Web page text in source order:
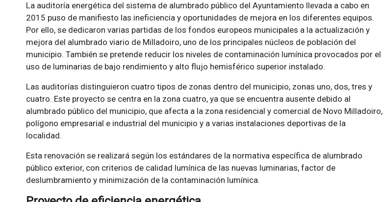
La auditoría energética del sistema de alumbrado público del Ayuntamiento llevada a cabo en
2015 puso de manifiesto las ineficiencia y oportunidades de mejora en los diferentes equipos.
Por ello, se dedicaron varias partidas de los fondos europeos municipales a la actualización y
mejora del alumbrado viario de Milladoiro, uno de los principales núcleos de población del
municipio. También se pretende reducir los niveles de contaminación lumínica provocados por el
uso de luminarias de bajo rendimiento y alto flujo hemisférico superior instalado.
Las auditorías distinguieron cuatro tipos de zonas dentro del municipio, zonas uno, dos, tres y
cuatro. Este proyecto se centra en la zona cuatro, ya que se encuentra ausente debido al
alumbrado público del municipio, que afecta a la zona residencial y comercial de Novo Milladoiro,
polígono empresarial e industrial del municipio y a varias instalaciones deportivas de la
localidad.
Esta renovación se realizará según los estándares de la normativa específica de alumbrado
público exterior, con criterios de calidad lumínica de las nuevas luminarias, factor de
deslumbramiento y minimización de la contaminación lumínica.